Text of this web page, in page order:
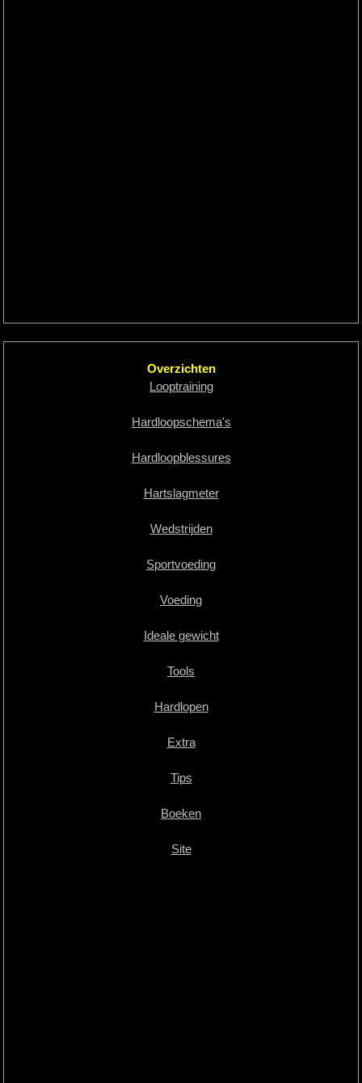
Overzichten
Looptraining
Hardloopschema's
Hardloopblessures
Hartslagmeter
Wedstrijden
Sportvoeding
Voeding
Ideale gewicht
Tools
Hardlopen
Extra
Tips
Boeken
Site